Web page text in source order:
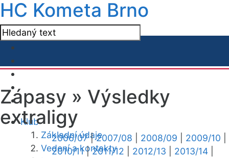
HC Kometa Brno
Klub
Základní údaje
Vedení a kontakty
Zápasy » Výsledky
extraligy
2006/07|2007/08 2008/09 2009/10
2010/11|2011/12 2012/13 2013/14